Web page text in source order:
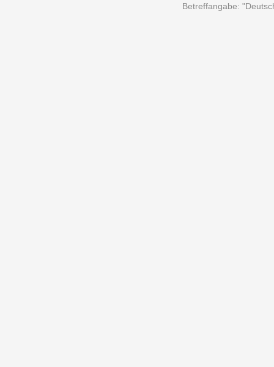
Betreffangabe: